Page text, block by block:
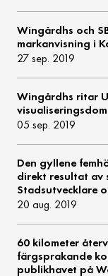
Wingårdhs och
markanvisning i
27 sep. 2019
Wingårdhs ritar
visualiseringsdom
05 sep. 2019
Den gyllene
direkt resultat av
Stadsutvecklare
20 aug. 2019
60 kilometer
färgsprakande
publikhavet på